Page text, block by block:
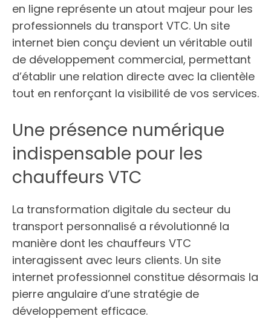
en ligne représente un atout majeur pour les
professionnels du transport VTC. Un site
internet bien conçu devient un véritable outil
de développement commercial, permettant
d’établir une relation directe avec la clientèle
tout en renforçant la visibilité de vos services.
Une présence numérique
indispensable pour les
chauffeurs VTC
La transformation digitale du secteur du
transport personnalisé a révolutionné la
manière dont les chauffeurs VTC
interagissent avec leurs clients. Un site
internet professionnel constitue désormais la
pierre angulaire d’une stratégie de
développement efficace.